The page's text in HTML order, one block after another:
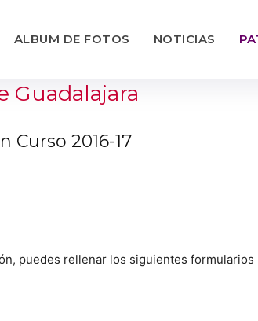
ALBUM DE FOTOS NOTICIAS
Guadalajara
Curso 2016-17
puedes rellenar los siguientes formularios